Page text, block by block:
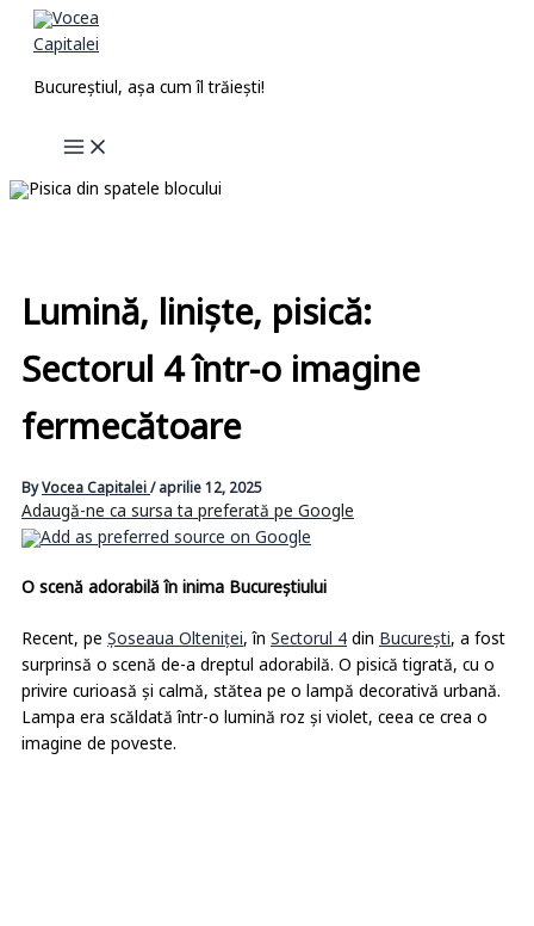
Skip
Bucureștiul, așa cum îl trăiești!
Lumină, liniște, pisică:
Sectorul 4 într-o imagine
fermecătoare
ByVocea Capitalei/ aprilie 12, 2025
Adaugă-ne ca sursa ta preferată pe Google
O scenă adorabilă în inima Bucureștiului
Recent, pe Șoseaua Olteniței, în Sectorul 4 din București, a fost
surprinsă o scenă de-a dreptul adorabilă. O pisică tigrată, cu o
privire curioasă și calmă, stătea pe o lampă decorativă urbană.
Lampa era scăldată într-o lumină roz și violet, ceea ce crea o
imagine de poveste.